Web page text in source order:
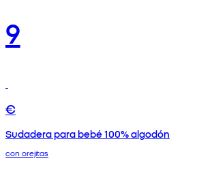
9
€
Sudadera para bebé 100% algodón
con orejitas